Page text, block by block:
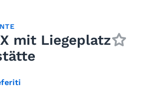
mit Liegeplatz